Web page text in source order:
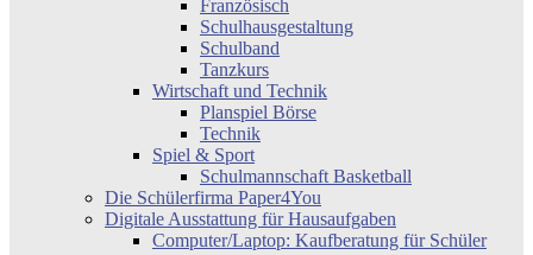
Französisch
Schulhausgestaltung
Schulband
Tanzkurs
Wirtschaft und Technik
Planspiel Börse
Technik
Spiel & Sport
Schulmannschaft Basketball
Die Schülerfirma Paper4You
Digitale Ausstattung für Hausaufgaben
Computer/Laptop: Kaufberatung für Schüler